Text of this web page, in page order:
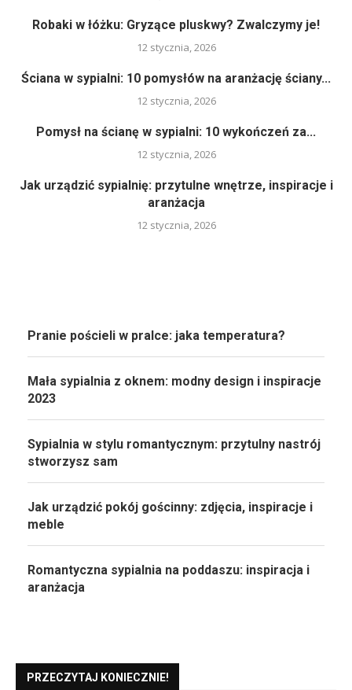
Robaki w łóżku: Gryzące pluskwy? Zwalczymy je!
12 stycznia, 2026
Ściana w sypialni: 10 pomysłów na aranżację ściany...
12 stycznia, 2026
Pomysł na ścianę w sypialni: 10 wykończeń za...
12 stycznia, 2026
Jak urządzić sypialnię: przytulne wnętrze, inspiracje i
aranżacja
12 stycznia, 2026
Pranie pościeli w pralce: jaka temperatura?
Mała sypialnia z oknem: modny design i inspiracje
2023
Sypialnia w stylu romantycznym: przytulny nastrój
stworzysz sam
Jak urządzić pokój gościnny: zdjęcia, inspiracje i
meble
Romantyczna sypialnia na poddaszu: inspiracja i
aranżacja
PRZECZYTAJ KONIECZNIE!